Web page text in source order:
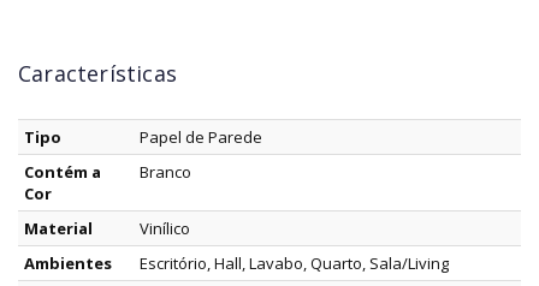
Características
Tipo
Papel de Parede
Contém a
Cor
Branco
Material
Vinílico
Ambientes
Escritório, Hall, Lavabo, Quarto, Sala/Living